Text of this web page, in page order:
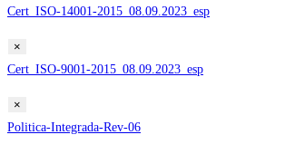
Cert_ISO-14001-2015_08.09.2023_esp
×
Cert_ISO-9001-2015_08.09.2023_esp
×
Politica-Integrada-Rev-06